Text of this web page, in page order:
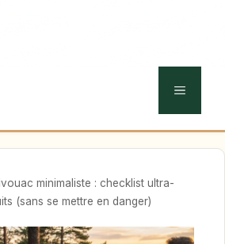
MENU
minimaliste : checklist ultra-
(sans se mettre en danger)